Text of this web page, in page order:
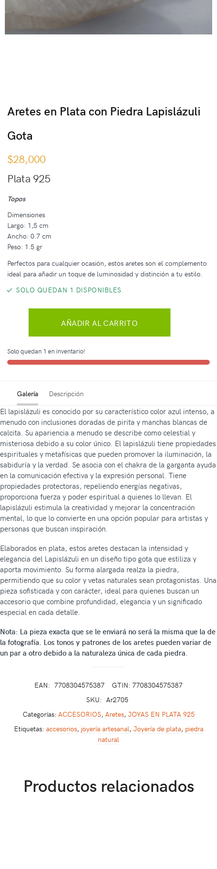
Aretes en Plata con Piedra Lapislázuli
Gota
$28,000
Plata 925
Topos
Dimensiones
Largo: 1,5 cm
Ancho: 0.7 cm
Peso: 1.5 gr
Perfectos para cualquier ocasión, estos aretes son el complemento
ideal para añadir un toque de luminosidad y distinción a tu estilo.
SOLO QUEDAN 1 DISPONIBLES
AÑADIR AL CARRITO
Solo quedan 1 en inventario!
Galería Descripción
El lapislázuli es conocido por su característico color azul intenso, a
menudo con inclusiones doradas de pirita y manchas blancas de
calcita. Su apariencia a menudo se describe como celestial y
misteriosa debido a su color único. El lapislázuli tiene propiedades
espirituales y metafísicas que pueden promover la iluminación, la
sabiduría y la verdad. Se asocia con el chakra de la garganta ayuda
en la comunicación efectiva y la expresión personal. Tiene
propiedades protectoras, repeliendo energías negativas,
proporciona fuerza y ​​poder espiritual a quienes lo llevan. El
lapislázuli estimula la creatividad y mejorar la concentración
mental, lo que lo convierte en una opción popular para artistas y
personas que buscan inspiración.
Elaborados en plata, estos aretes destacan la intensidad y
elegancia del Lapislázuli en un diseño tipo gota que estiliza y
aporta movimiento. Su forma alargada realza la piedra,
permitiendo que su color y vetas naturales sean protagonistas. Una
pieza sofisticada y con carácter, ideal para quienes buscan un
accesorio que combine profundidad, elegancia y un significado
especial en cada detalle.
Nota: La pieza exacta que se le enviará no será la misma que la de
la fotografía. Los tonos y patrones de los aretes pueden variar de
un par a otro debido a la naturaleza única de cada piedra.
EAN: 7708304575387
GTIN: 7708304575387
SKU: Ar2705
Categorías: ACCESORIOS, Aretes, JOYAS EN PLATA 925
Etiquetas: accesorios, joyería artesanal, Joyería de plata, piedra
natural
Productos relacionados